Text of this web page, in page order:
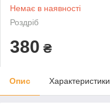
Немає в наявності
Роздріб
380 ₴
Опис Характеристики